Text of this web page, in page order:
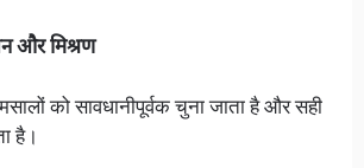
और मिश्रण
को सावधानीपूर्वक चुना जाता है और सही
है।